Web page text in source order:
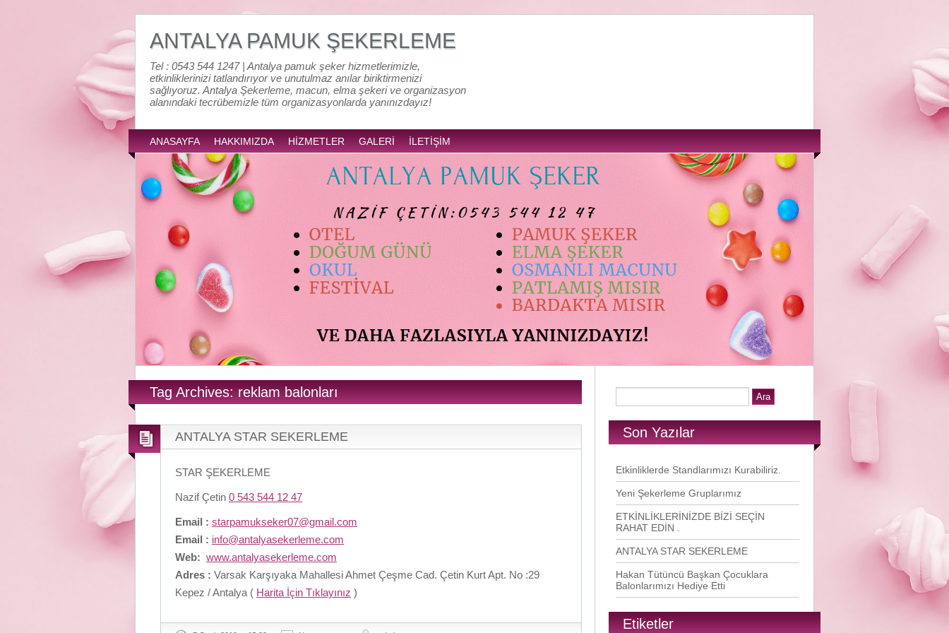
ANTALYA PAMUK ŞEKERLEME
Tel : 0543 544 1247 | Antalya pamuk şeker hizmetlerimizle,
etkinliklerinizi tatlandırıyor ve unutulmaz anılar biriktirmenizi
sağlıyoruz. Antalya Şekerleme, macun, elma şekeri ve organizasyon
alanındaki tecrübemizle tüm organizasyonlarda yanınızdayız!
ANASAYFA HAKKIMIZDA HİZMETLER GALERİ İLETİŞİM
Tag Archives: reklam balonları
ANTALYA STAR SEKERLEME
STAR ŞEKERLEME
Nazif Çetin 0 543 544 12 47
Email : starpamukseker07@gmail.com
Email : info@antalyasekerleme.com
Web: www.antalyasekerleme.com
Adres : Varsak Karşıyaka Mahallesi Ahmet Çeşme Cad. Çetin Kurt Apt. No :29
Kepez / Antalya ( Harita İçin Tıklayınız )
Son Yazılar
Etkinliklerde Standlarımızı Kurabiliriz.
Yeni Şekerleme Gruplarımız
ETKİNLİKLERİNİZDE BİZİ SEÇİN
RAHAT EDİN .
ANTALYA STAR SEKERLEME
Hakan Tütüncü Başkan Çocuklara
Balonlarımızı Hediye Etti
Etiketler